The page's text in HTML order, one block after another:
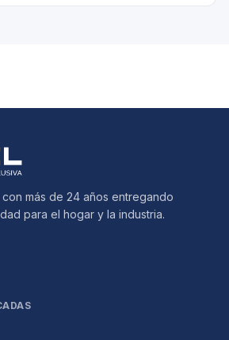
más de 24 años entregando
para el hogar y la industria.